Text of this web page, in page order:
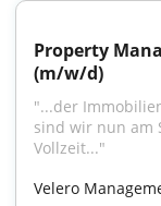
Property
(m/w/d)
"...der
sind wir nun am
Vollzeit..."
Velero